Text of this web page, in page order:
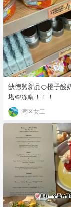
缺德舅新品🍊橙子酸
塔🍉冻啃！！！
湾区女工